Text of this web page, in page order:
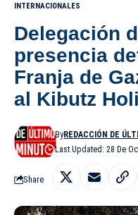
INTERNACIONALES
Delegación
presencia
Franja de
al Kibutz
Last Updated: 28 De
ByREDACCIÓN DE
Share